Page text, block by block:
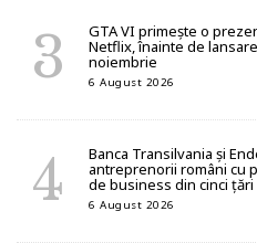
GTA VI primește o
Netflix, înainte de
noiembrie
6 August 2026
Banca Transilvania și
antreprenorii români cu
de business din cinci țări
6 August 2026